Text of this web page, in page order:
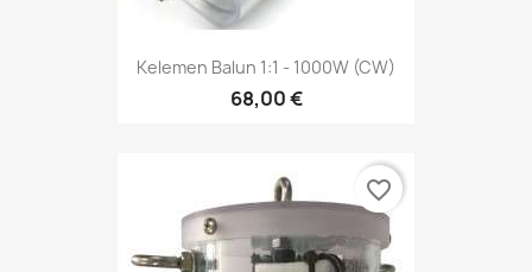
Kelemen Balun 1:1 - 1000W (CW)
68,00 €
favorite_border